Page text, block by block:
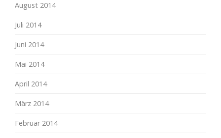
August 2014
Juli 2014
Juni 2014
Mai 2014
April 2014
März 2014
Februar 2014